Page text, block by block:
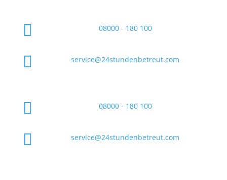
 08000 - 180 100
 service@24stundenbetreut.com
 08000 - 180 100
 service@24stundenbetreut.com